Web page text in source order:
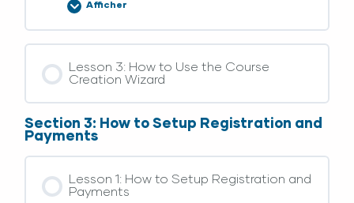
Afficher
Lesson 3: How to Use the Course
Creation Wizard
Section 3: How to Setup Registration and
Payments
Lesson 1: How to Setup Registration and
Payments